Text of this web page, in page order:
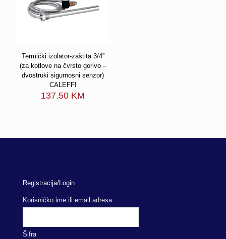
Termički izolator-zaštita 3/4”
(za kotlove na čvrsto gorivo –
dvostruki sigurnosni senzor)
CALEFFI
137.50 KM
Registracija/Login
Korisničko ime ili email adresa
Šifra